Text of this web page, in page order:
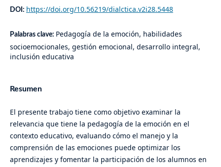
DOI: https://doi.org/10.56219/dialctica.v2i28.5448
Palabras clave: Pedagogía de la emoción, habilidades
socioemocionales, gestión emocional, desarrollo integral,
inclusión educativa
Resumen
El presente trabajo tiene como objetivo examinar la
relevancia que tiene la pedagogía de la emoción en el
contexto educativo, evaluando cómo el manejo y la
comprensión de las emociones puede optimizar los
aprendizajes y fomentar la participación de los alumnos en